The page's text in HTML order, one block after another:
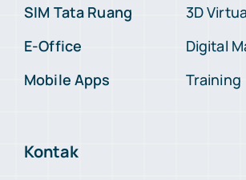
SIM Tata Ruang
E-Office
Mobile Apps
3D
Digital
Training
Kontak